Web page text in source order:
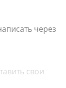
через
свои